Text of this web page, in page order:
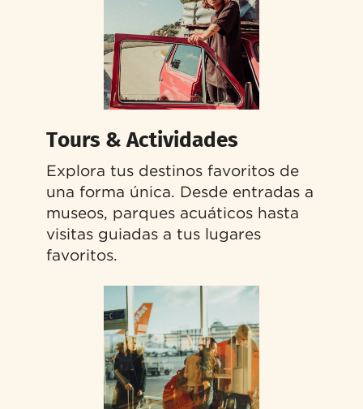
Tours & Actividades
Explora tus destinos favoritos de
una forma única. Desde entradas a
museos, parques acuáticos hasta
visitas guiadas a tus lugares
favoritos.